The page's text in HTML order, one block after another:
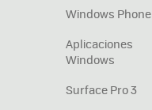
Windows Phone
Aplicaciones
Windows
Surface Pro 3